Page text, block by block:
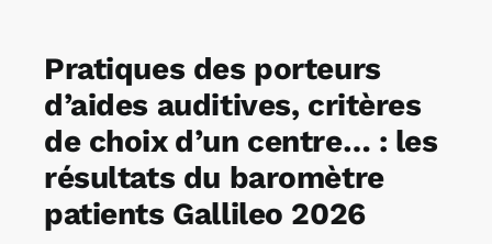
Agenda
Kiosque
Rechercher:
Pratiques des porteurs
d’aides auditives, critères
de choix d’un centre… : les
résultats du baromètre
patients Gallileo 2026